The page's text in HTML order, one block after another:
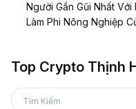
Người Gần Gũi Nhất
Làm Phi Nông Nghiệp
Top Crypto Thịnh
Tìm Kiếm